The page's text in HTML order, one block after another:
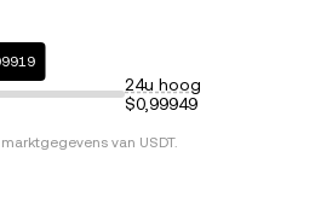
24u hoog
$0,99949
van USDT.